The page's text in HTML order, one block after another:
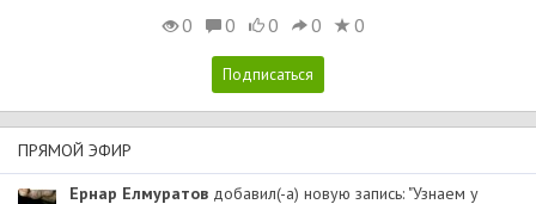
0
0 0 0 0
ПРЯМОЙ ЭФИР
Ернар Елмуратов добавил(-а) новую запись: "Узнаем у